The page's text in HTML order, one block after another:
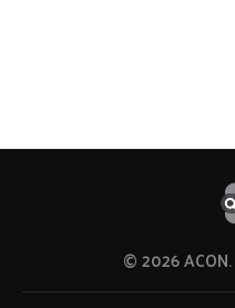
© 2026 ACON.